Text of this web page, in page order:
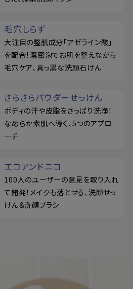
毛穴しらず
大注目の整肌成分「アゼライン酸」
を配合！濃密泡でお肌を整えながら
毛穴ケア、真っ黒な洗顔石けん
さらさらパウダーせっけん
ボディの汗や皮脂をさっぱり洗浄！
なめらか素肌へ導く、5つのアプロ
ーチ
エコアンドニコ
100人のユーザーの意見を取り入れ
て開発！メイクも落とせる、洗顔せっ
けん＆洗顔ブラシ